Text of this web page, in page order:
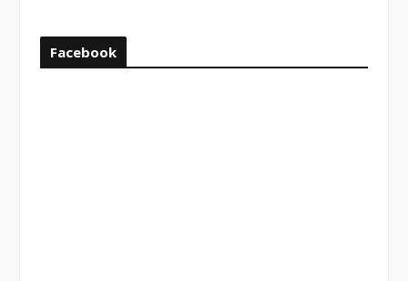
Facebook